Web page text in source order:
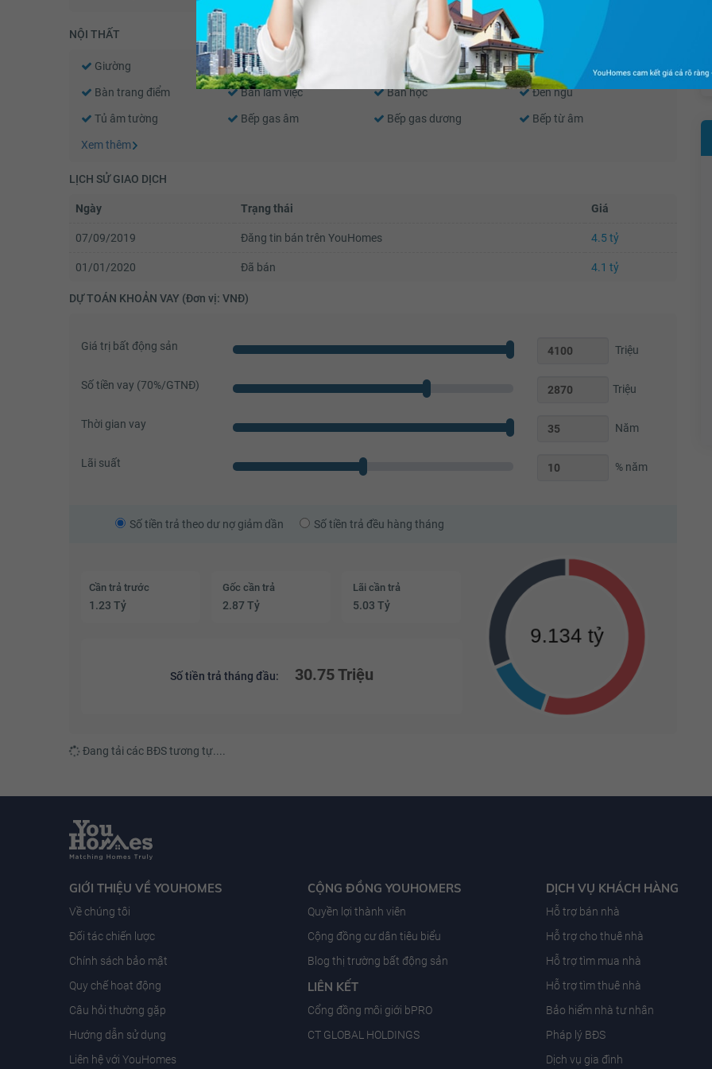
NỘI THẤT
Giường Tủ đầu giường Cửa sổ Tủ quần áo
Bàn trang điểm Bàn làm việc Bàn học Đèn ngủ
Tủ âm tường Bếp gas âm Bếp gas dương Bếp từ âm
Xem thêm
LỊCH SỬ GIAO DỊCH
Ngày Trạng thái Giá
07/09/2019 Đăng tin bán trên YouHomes 4.5 tỷ
01/01/2020 Đã bán 4.1 tỷ
DỰ TOÁN KHOẢN VAY (Đơn vị: VNĐ)
Giá trị bất động sản Triệu
Số tiền vay (70%/GTNĐ) Triệu
Thời gian vay Năm
Lãi suất % năm
Số tiền trả theo dư nợ giảm dần Số tiền trả đều hàng tháng
Cần trả trước
1.23 Tỷ
Gốc cần trả
2.87 Tỷ
Lãi cần trả
5.03 Tỷ
Số tiền trả tháng đầu: 30.75 Triệu
Đang tải các BĐS tương tự....
GIỚI THIỆU VỀ YOUHOMES
Về chúng tôi
Đối tác chiến lược
Chính sách bảo mật
Quy chế hoạt động
Câu hỏi thường gặp
Hướng dẫn sử dụng
Liên hệ với YouHomes
CỘNG ĐỒNG YOUHOMERS
Quyền lợi thành viên
Cộng đồng cư dân tiêu biểu
Blog thị trường bất động sản
LIÊN KẾT
Cổng đồng môi giới bPRO
CT GLOBAL HOLDINGS
DỊCH VỤ KHÁCH HÀNG
Hỗ trợ bán nhà
Hỗ trợ cho thuê nhà
Hỗ trợ tìm mua nhà
Hỗ trợ tìm thuê nhà
Bảo hiểm nhà tư nhân
Pháp lý BĐS
Dịch vụ gia đình